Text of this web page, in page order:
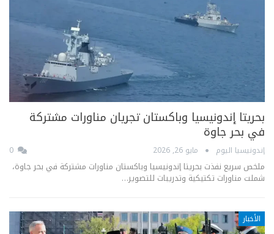
بحريتا إندونيسيا وباكستان تجريان مناورات مشتركة
في بحر جاوة
إندونيسيا اليوم مايو 26, 2026
ملخص سريع نفذت بحريتا إندونيسيا وباكستان مناورات مشتركة في بحر جاوة،
شملت مناورات تكتيكية وتدريبات للتصوير…
الأخبار